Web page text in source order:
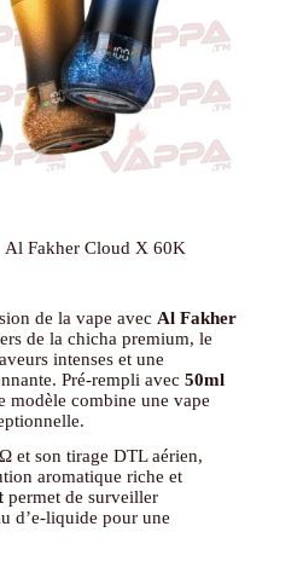
Al Fakher Cloud X 60K
de la vape avec Al Fakher
de la chicha premium, le
intenses et une
Pré-rempli avec 50ml
modèle combine une vape
et son tirage DTL aérien,
aromatique riche et
permet de surveiller
d’e-liquide pour une